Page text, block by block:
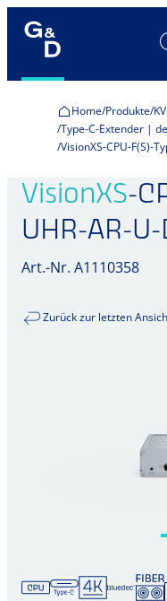
Home Produkte
Type-C-Extender |
VisionXS-CPU-F(S)-
VisionXS-
UHR-AR-U-
Art.-Nr. A1110358
Zurück zur letzten